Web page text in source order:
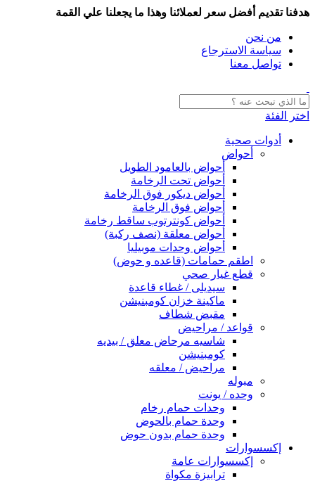
هدفنا تقديم أفضل سعر لعملائنا وهذا ما يجعلنا علي القمة
من نحن
سياسة الاسترجاع
تواصل معنا
اختر الفئة
أدوات صحية
أحواض
أحواض بالعامود الطويل
أحواض تحت الرخامة
أحواض ديكور فوق الرخامة
أحواض فوق الرخامة
أحواض كونترتوب ساقط رخامة
أحواض معلقة (نصف ركبة)
أحواض وحدات موبيليا
اطقم حمامات (قاعده و حوض)
قطع غيار صحي
سيديلى / غطاء قاعدة
ماكينة خزان كومبنيشن
مقبض شطاف
قواعد / مراحيض
شاسيه مرحاض معلق / بيديه
كومبنيشن
مراحيض / معلقه
مبوله
وحده / يونت
وحدات حمام رخام
وحدة حمام بالحوض
وحدة حمام بدون حوض
إكسسوارات
إكسسوارات عامة
ترابيزة مكواة